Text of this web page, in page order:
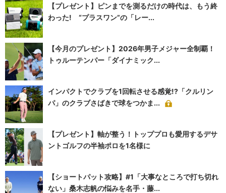
【プレゼント】ピンまでを測るだけの時代は、もう終
わった! “プラスワン”の「レー...
【今月のプレゼント】2026年男子メジャー全制覇！
トゥルーテンパー「ダイナミック...
インパクトでクラブを1回転させる感覚!?「クルリン
パ」のクラブさばきで球をつかま...
【プレゼント】軸が整う！トッププロも愛用するデサ
ントゴルフの半袖ポロを1名様に
【ショートパット攻略】#1「大事なところで打ち切れ
ない」桑木志帆の悩みを名手・藤...